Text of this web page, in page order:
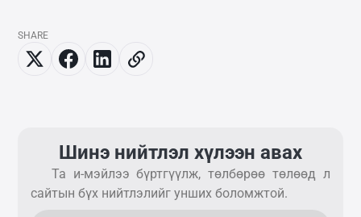
SHARE
Шинэ нийтлэл хүлээн авах
Та и-мэйлээ бүртгүүлж, төлбөрөө төлөөд л
сайтын бүх нийтлэлийг унших боломжтой.